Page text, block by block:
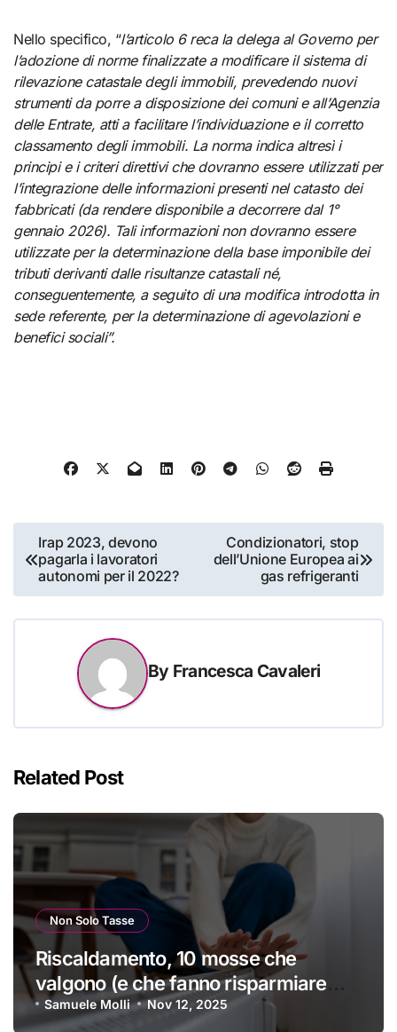
Nello specifico, “l’articolo 6 reca la delega al Governo per
l’adozione di norme finalizzate a modificare il sistema di
rilevazione catastale degli immobili, prevedendo nuovi
strumenti da porre a disposizione dei comuni e all’Agenzia
delle Entrate, atti a facilitare l’individuazione e il corretto
classamento degli immobili. La norma indica altresì i
principi e i criteri direttivi che dovranno essere utilizzati per
l’integrazione delle informazioni presenti nel catasto dei
fabbricati (da rendere disponibile a decorrere dal 1°
gennaio 2026). Tali informazioni non dovranno essere
utilizzate per la determinazione della base imponibile dei
tributi derivanti dalle risultanze catastali né,
conseguentemente, a seguito di una modifica introdotta in
sede referente, per la determinazione di agevolazioni e
benefici sociali”.
Navigazione
articoli
Irap 2023, devono
pagarla i lavoratori
autonomi per il 2022?
Condizionatori, stop
dell’Unione Europea ai
gas refrigeranti
By Francesca Cavaleri
Related Post
Non Solo Tasse
Riscaldamento, 10 mosse che
valgono (e che fanno risparmiare
tanti soldini) | I trucchi migliori per
Samuele Molli Nov 12, 2025